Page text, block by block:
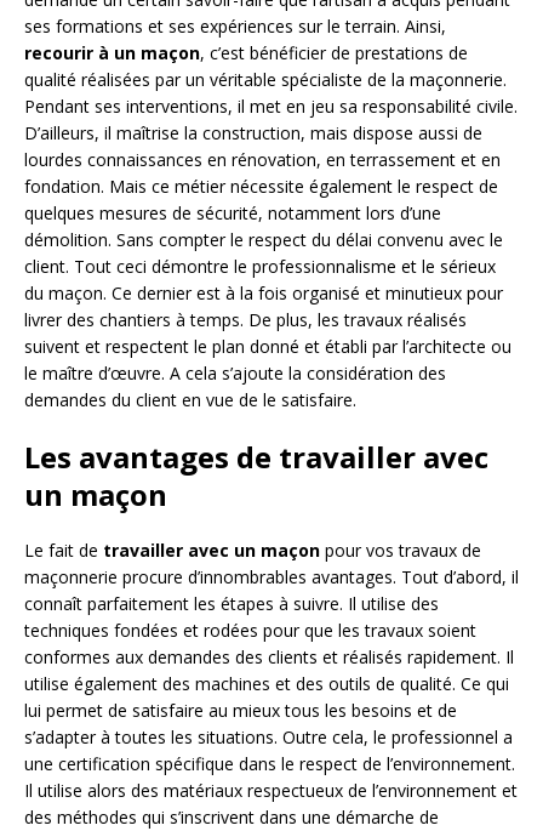
ses formations et ses expériences sur le terrain. Ainsi,
recourir à un maçon, c’est bénéficier de prestations de
qualité réalisées par un véritable spécialiste de la maçonnerie.
Pendant ses interventions, il met en jeu sa responsabilité civile.
D’ailleurs, il maîtrise la construction, mais dispose aussi de
lourdes connaissances en rénovation, en terrassement et en
fondation. Mais ce métier nécessite également le respect de
quelques mesures de sécurité, notamment lors d’une
démolition. Sans compter le respect du délai convenu avec le
client. Tout ceci démontre le professionnalisme et le sérieux
du maçon. Ce dernier est à la fois organisé et minutieux pour
livrer des chantiers à temps. De plus, les travaux réalisés
suivent et respectent le plan donné et établi par l’architecte ou
le maître d’œuvre. A cela s’ajoute la considération des
demandes du client en vue de le satisfaire.
Les avantages de travailler avec
un maçon
Le fait de travailler avec un maçon pour vos travaux de
maçonnerie procure d’innombrables avantages. Tout d’abord, il
connaît parfaitement les étapes à suivre. Il utilise des
techniques fondées et rodées pour que les travaux soient
conformes aux demandes des clients et réalisés rapidement. Il
utilise également des machines et des outils de qualité. Ce qui
lui permet de satisfaire au mieux tous les besoins et de
s’adapter à toutes les situations. Outre cela, le professionnel a
une certification spécifique dans le respect de l’environnement.
Il utilise alors des matériaux respectueux de l’environnement et
des méthodes qui s’inscrivent dans une démarche de